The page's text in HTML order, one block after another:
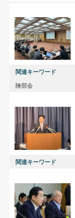
関連キーワード
険部会
関連キーワード